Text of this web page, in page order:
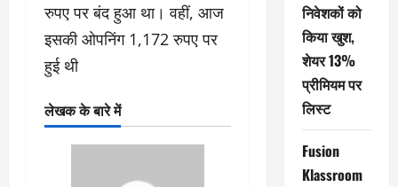
रुपए पर बंद हुआ था। वहीं, आज
इसकी ओपनिंग 1,172 रुपए पर
हुई थी
लेखक के बारे में
निवेशकों को
किया खुश,
शेयर 13%
प्रीमियम पर
लिस्ट
Fusion
Klassroom